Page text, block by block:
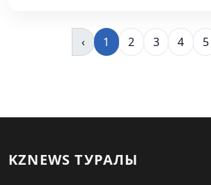
‹ 1 2 3 4 5
KZNEWS ТУРАЛЫ